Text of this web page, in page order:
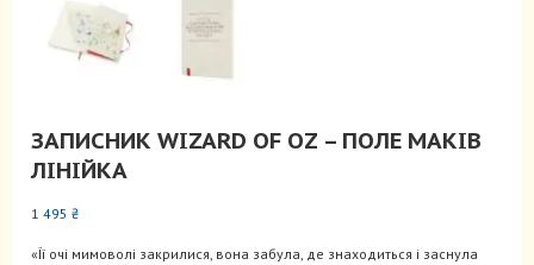
ЗАПИСНИК WIZARD OF OZ – ПОЛЕ МАКІВ
ЛІНІЙКА
1 495 ₴
«Її очі мимоволі закрилися, вона забула, де знаходиться і заснула